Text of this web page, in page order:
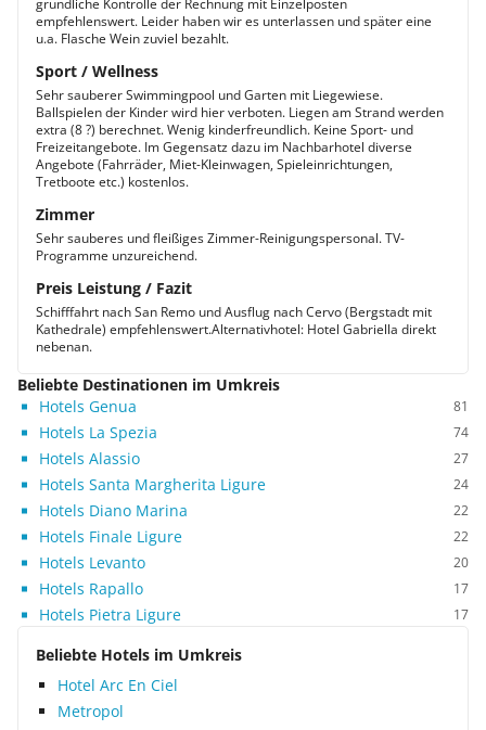
gründliche Kontrolle der Rechnung mit Einzelposten
empfehlenswert. Leider haben wir es unterlassen und später eine
u.a. Flasche Wein zuviel bezahlt.
Sport / Wellness
Sehr sauberer Swimmingpool und Garten mit Liegewiese.
Ballspielen der Kinder wird hier verboten. Liegen am Strand werden
extra (8 ?) berechnet. Wenig kinderfreundlich. Keine Sport- und
Freizeitangebote. Im Gegensatz dazu im Nachbarhotel diverse
Angebote (Fahrräder, Miet-Kleinwagen, Spieleinrichtungen,
Tretboote etc.) kostenlos.
Zimmer
Sehr sauberes und fleißiges Zimmer-Reinigungspersonal. TV-
Programme unzureichend.
Preis Leistung / Fazit
Schifffahrt nach San Remo und Ausflug nach Cervo (Bergstadt mit
Kathedrale) empfehlenswert.Alternativhotel: Hotel Gabriella direkt
nebenan.
Beliebte Destinationen im Umkreis
Hotels Genua
81
Hotels La Spezia 74
Hotels Alassio 27
Hotels Santa Margherita Ligure 24
Hotels Diano Marina 22
Hotels Finale Ligure 22
Hotels Levanto 20
Hotels Rapallo 17
Hotels Pietra Ligure 17
Beliebte Hotels im Umkreis
Hotel Arc En Ciel
Metropol